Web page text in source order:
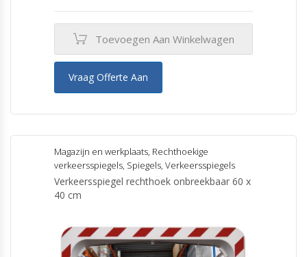
Toevoegen Aan Winkelwagen
Vraag Offerte Aan
Magazijn en werkplaats, Rechthoekige
verkeersspiegels, Spiegels, Verkeersspiegels
Verkeersspiegel rechthoek onbreekbaar 60 x
40 cm